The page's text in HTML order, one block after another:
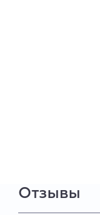
Отзывы